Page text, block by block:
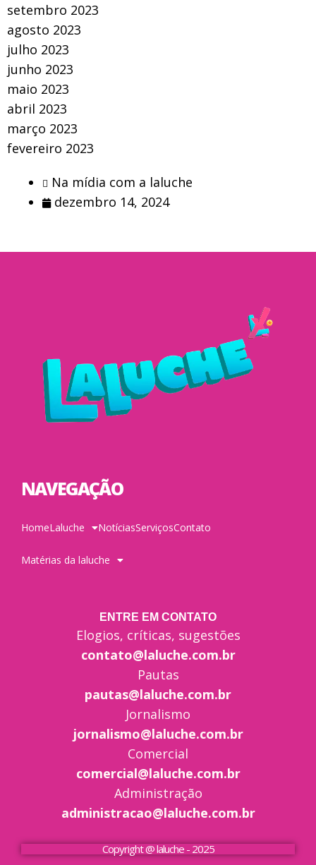
setembro 2023
agosto 2023
julho 2023
junho 2023
maio 2023
abril 2023
março 2023
fevereiro 2023
Na mídia com a laluche
dezembro 14, 2024
NAVEGAÇÃO
HomeLaluche NotíciasServiçosContato
Matérias da laluche
ENTRE EM CONTATO
Elogios, críticas, sugestões
contato@laluche.com.br
Pautas
pautas@laluche.com.br
Jornalismo
jornalismo@laluche.com.br
Comercial
comercial@laluche.com.br
Administração
administracao@laluche.com.br
Copyright @ laluche - 2025